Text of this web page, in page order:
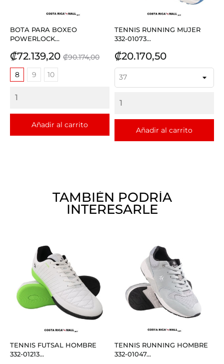
BOTA PARA BOXEO
POWERLOCK...
Precio
₡72.139,20 Precio
₡90.174,00
8
9 10
Añadir al carrito
TENNIS RUNNING MUJER
332-01073...
Precio
₡20.170,50
Añadir al carrito
TAMBIÉN PODRÍA
INTERESARLE
TENNIS FUTSAL HOMBRE
332-01213...
TENNIS RUNNING HOMBRE
332-01047...